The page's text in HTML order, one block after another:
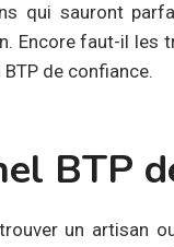
qui sauront
Encore faut-il
de confiance.
BTP
un artisan